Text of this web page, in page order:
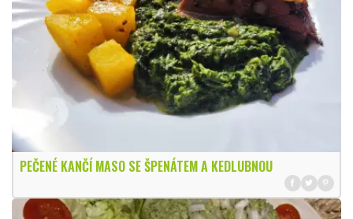
PEČENÉ KANČÍ MASO SE ŠPENÁTEM A KEDLUBNOU